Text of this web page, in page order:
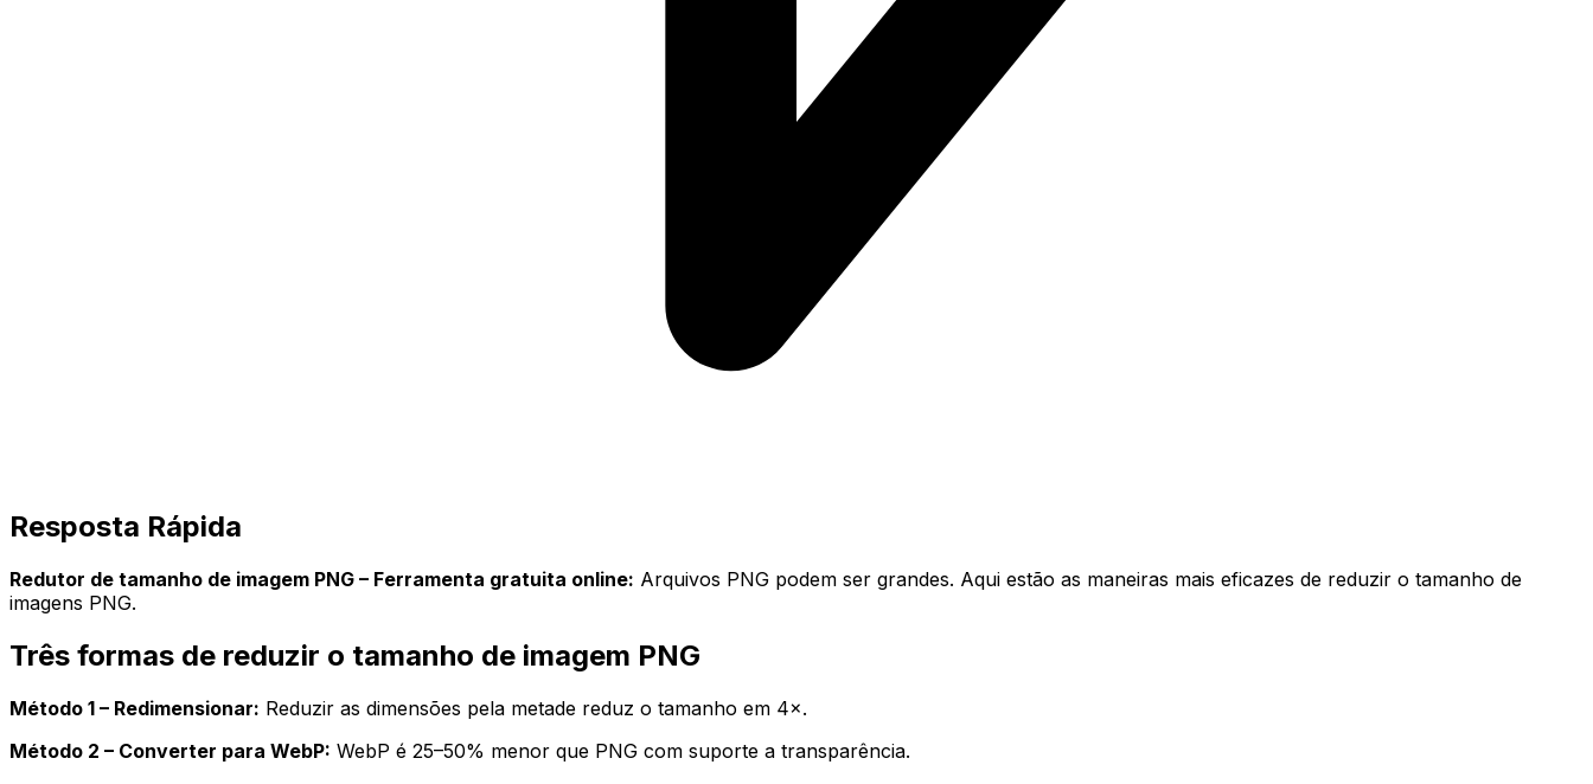
Resposta Rápida
Redutor de tamanho de imagem PNG – Ferramenta gratuita online: Arquivos PNG podem ser grandes. Aqui estão as maneiras mais eficazes de reduzir o tamanho de
imagens PNG.
Três formas de reduzir o tamanho de imagem PNG
Método 1 – Redimensionar: Reduzir as dimensões pela metade reduz o tamanho em 4×.
Método 2 – Converter para WebP: WebP é 25–50% menor que PNG com suporte a transparência.